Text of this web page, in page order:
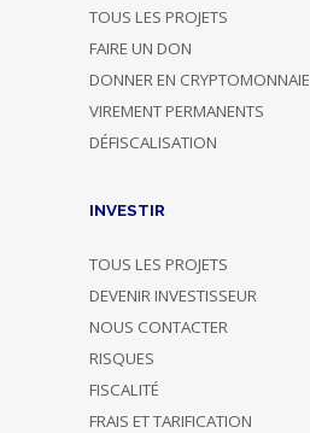
TOUS LES PROJETS
FAIRE UN DON
DONNER EN CRYPTOMONNAIE
VIREMENT PERMANENTS
DÉFISCALISATION
INVESTIR
TOUS LES PROJETS
DEVENIR INVESTISSEUR
NOUS CONTACTER
RISQUES
FISCALITÉ
FRAIS ET TARIFICATION